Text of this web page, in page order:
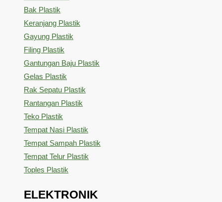
Bak Plastik
Keranjang Plastik
Gayung Plastik
Filing Plastik
Gantungan Baju Plastik
Gelas Plastik
Rak Sepatu Plastik
Rantangan Plastik
Teko Plastik
Tempat Nasi Plastik
Tempat Sampah Plastik
Tempat Telur Plastik
Toples Plastik
ELEKTRONIK